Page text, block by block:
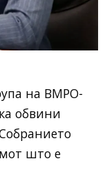
на ВМРО-
обвини
што е